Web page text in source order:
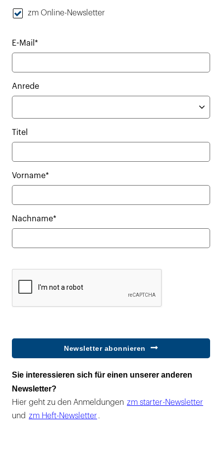
zm Online-Newsletter
E-Mail*
Anrede
Titel
Vorname*
Nachname*
Newsletter abonnieren
Sie interessieren sich für einen unserer anderen
Newsletter?
Hier geht zu den Anmeldungen zm starter-Newsletter
und zm Heft-Newsletter .